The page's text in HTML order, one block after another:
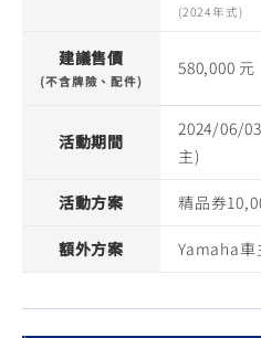
(2024年式)
建議售價
(不含牌險、配件)
580,000 元
活動期間
2024/06/
主)
活動方案 精品券
額外方案 Yamaha車